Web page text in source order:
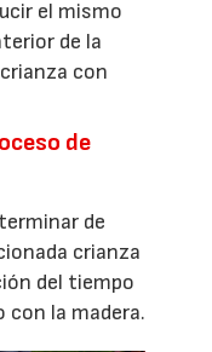
el mismo
de la
con
de
de
crianza
del tiempo
la madera.